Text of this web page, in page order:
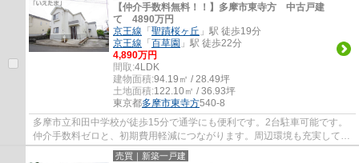
【仲介手数料無料！！】多摩市東寺方 中古戸建
て 4890万円
京王線 「聖蹟桜ヶ丘 」駅 徒歩19分
京王線 「百草園 」駅 徒歩22分
4,890万円
間取:4LDK
建物面積:94.19㎡ / 28.49坪
土地面積:122.10㎡ / 36.93坪
東京都多摩市東寺方540-8
多摩市立和田中学校が徒歩15分で通学にも便利です。2台駐車可能です。
仲介手数料ゼロと、初期費用軽減につながります。周辺環境も充実してい
る中古の戸建て物件です。京王線聖蹟桜ヶ丘...
売買｜新築一戸建